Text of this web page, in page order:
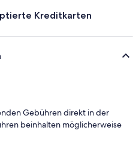
Kreditkarten
Gebühren direkt in der
beinhalten möglicherweise